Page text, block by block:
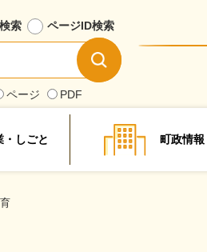
検索
ページ PDF
ページID検索
探
・しごと 町政情報